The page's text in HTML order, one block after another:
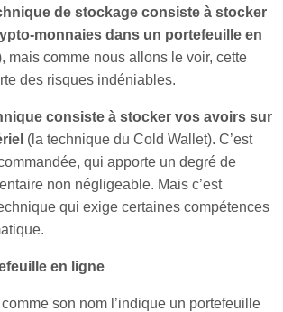
de stockage consiste à stocker
monnaies dans un portefeuille en
mais comme nous allons le voir, cette
des risques indéniables.
consiste à stocker vos avoirs sur
(la technique du Cold Wallet). C’est
qui apporte un degré de
non négligeable. Mais c’est
qui exige certaines compétences
en ligne
son nom l’indique un portefeuille